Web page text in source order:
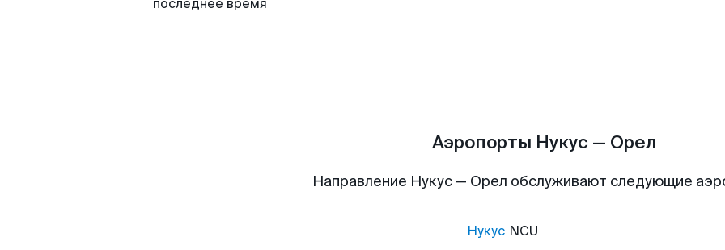
последнее время
Аэропорты Нукус — Орел
Направление Нукус — Орел обслуживают следующие
Нукус NCU